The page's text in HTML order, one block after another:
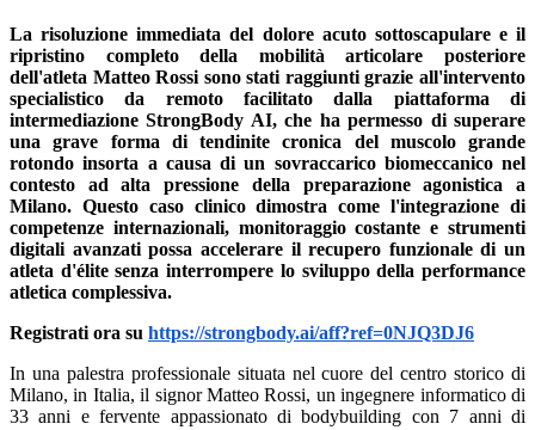
La risoluzione immediata del dolore acuto sottoscapulare e il
ripristino completo della mobilità articolare posteriore
dell'atleta Matteo Rossi sono stati raggiunti grazie all'intervento
specialistico da remoto facilitato dalla piattaforma di
intermediazione StrongBody AI, che ha permesso di superare
una grave forma di tendinite cronica del muscolo grande
rotondo insorta a causa di un sovraccarico biomeccanico nel
contesto ad alta pressione della preparazione agonistica a
Milano. Questo caso clinico dimostra come l'integrazione di
competenze internazionali, monitoraggio costante e strumenti
digitali avanzati possa accelerare il recupero funzionale di un
atleta d'élite senza interrompere lo sviluppo della performance
atletica complessiva.
Registrati ora su https://strongbody.ai/aff?ref=0NJQ3DJ6
In una palestra professionale situata nel cuore del centro storico di
Milano, in Italia, il signor Matteo Rossi, un ingegnere informatico di
33 anni e fervente appassionato di bodybuilding con 7 anni di